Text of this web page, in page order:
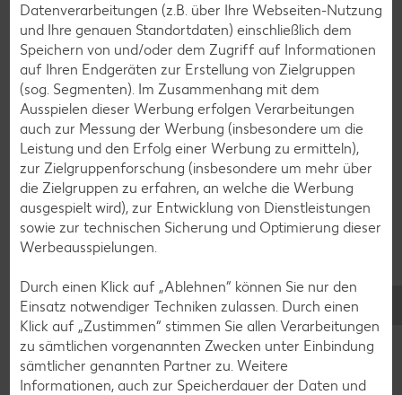
Blaubeer-Rezepte
Bananen-Rezepte
Zurück zu allen Rezepten
Datenverarbeitungen (z.B. über Ihre Webseiten-Nutzung
und Ihre genauen Standortdaten) einschließlich dem
Speichern von und/oder dem Zugriff auf Informationen
auf Ihren Endgeräten zur Erstellung von Zielgruppen
(sog. Segmenten). Im Zusammenhang mit dem
Ausspielen dieser Werbung erfolgen Verarbeitungen
auch zur Messung der Werbung (insbesondere um die
Leistung und den Erfolg einer Werbung zu ermitteln),
zur Zielgruppenforschung (insbesondere um mehr über
die Zielgruppen zu erfahren, an welche die Werbung
ausgespielt wird), zur Entwicklung von Dienstleistungen
sowie zur technischen Sicherung und Optimierung dieser
Werbeausspielungen.
Durch einen Klick auf „Ablehnen“ können Sie nur den
Einsatz notwendiger Techniken zulassen. Durch einen
Klick auf „Zustimmen“ stimmen Sie allen Verarbeitungen
zu sämtlichen vorgenannten Zwecken unter Einbindung
sämtlicher genannten Partner zu. Weitere
Informationen, auch zur Speicherdauer der Daten und